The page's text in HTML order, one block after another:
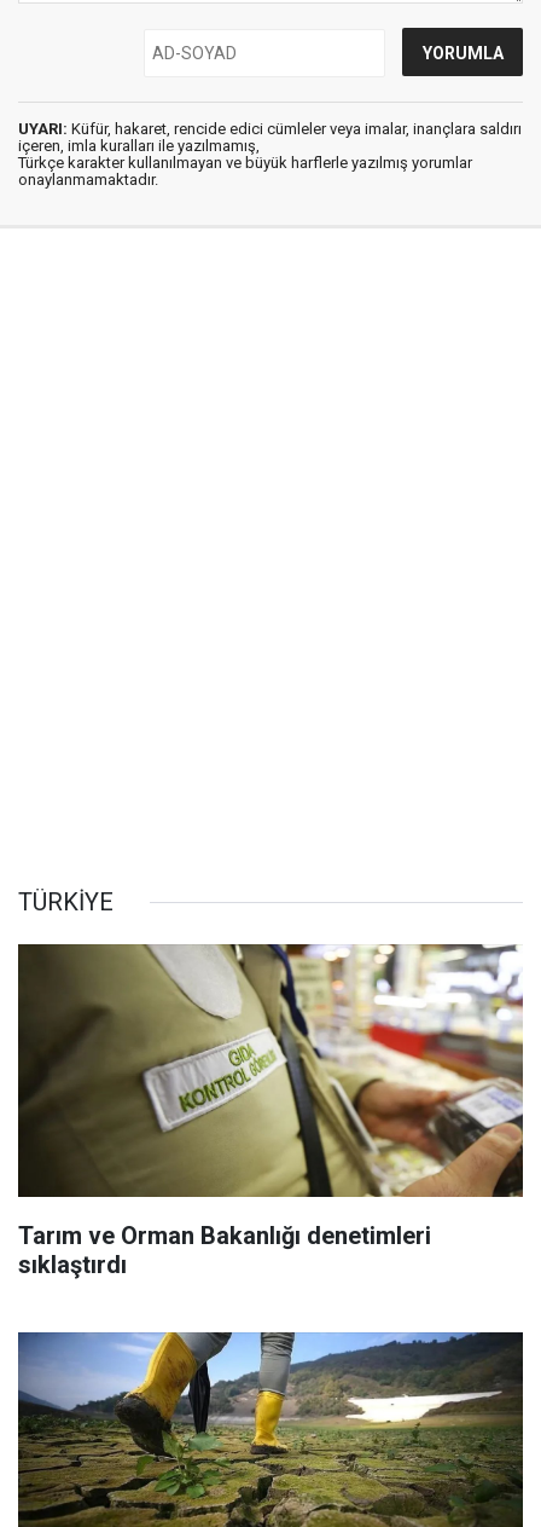
UYARI: Küfür, hakaret, rencide edici cümleler veya imalar, inançlara saldırı
içeren, imla kuralları ile yazılmamış,
Türkçe karakter kullanılmayan ve büyük harflerle yazılmış yorumlar
onaylanmamaktadır.
TÜRKİYE
Tarım ve Orman Bakanlığı denetimleri
sıklaştırdı